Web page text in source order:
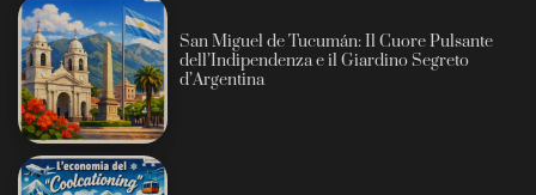
San Miguel de Tucumán: Il Cuore Pulsante
dell’Indipendenza e il Giardino Segreto
d’Argentina